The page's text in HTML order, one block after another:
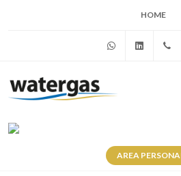
HOME
WhatsApp
AREA